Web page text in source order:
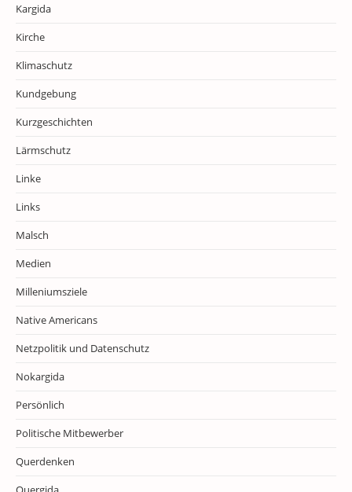
Kargida
Kirche
Klimaschutz
Kundgebung
Kurzgeschichten
Lärmschutz
Linke
Links
Malsch
Medien
Milleniumsziele
Native Americans
Netzpolitik und Datenschutz
Nokargida
Persönlich
Politische Mitbewerber
Querdenken